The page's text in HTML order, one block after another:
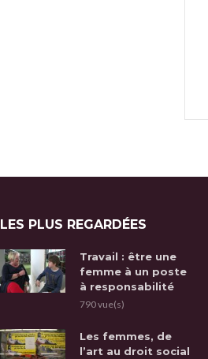
LES PLUS REGARDÉES
Travail : être une
femme à un poste
à responsabilité
790 vue(s)
Les femmes, de
l’art au droit social